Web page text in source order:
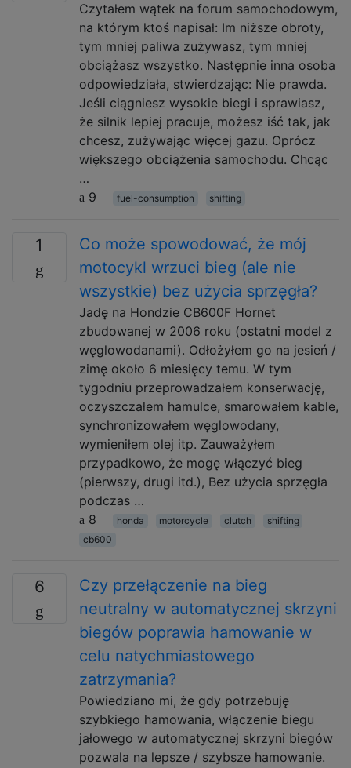
Czytałem wątek na forum samochodowym,
na którym ktoś napisał: Im niższe obroty,
tym mniej paliwa zużywasz, tym mniej
obciążasz wszystko. Następnie inna osoba
odpowiedziała, stwierdzając: Nie prawda.
Jeśli ciągniesz wysokie biegi i sprawiasz,
że silnik lepiej pracuje, możesz iść tak, jak
chcesz, zużywając więcej gazu. Oprócz
większego obciążenia samochodu. Chcąc
…
9
fuel-consumption shifting
1
Co może spowodować, że mój
motocykl wrzuci bieg (ale nie
wszystkie) bez użycia sprzęgła?
Jadę na Hondzie CB600F Hornet
zbudowanej w 2006 roku (ostatni model z
węglowodanami). Odłożyłem go na jesień /
zimę około 6 miesięcy temu. W tym
tygodniu przeprowadzałem konserwację,
oczyszczałem hamulce, smarowałem kable,
synchronizowałem węglowodany,
wymieniłem olej itp. Zauważyłem
przypadkowo, że mogę włączyć bieg
(pierwszy, drugi itd.), Bez użycia sprzęgła
podczas …
8
honda motorcycle clutch
shifting
cb600
6
Czy przełączenie na bieg
neutralny w automatycznej skrzyni
biegów poprawia hamowanie w
celu natychmiastowego
zatrzymania?
Powiedziano mi, że gdy potrzebuję
szybkiego hamowania, włączenie biegu
jałowego w automatycznej skrzyni biegów
pozwala na lepsze / szybsze hamowanie.